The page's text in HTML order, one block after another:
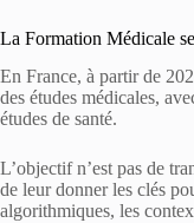
La Formation Médicale
En France, à partir de
des études médicales,
études de santé.
L’objectif n’est pas de
de leur donner les clés
algorithmiques, les